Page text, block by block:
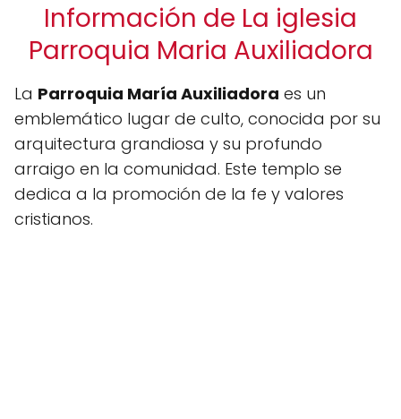
Información de La iglesia
Parroquia Maria Auxiliadora
La Parroquia María Auxiliadora es un
emblemático lugar de culto, conocida por su
arquitectura grandiosa y su profundo
arraigo en la comunidad. Este templo se
dedica a la promoción de la fe y valores
cristianos.